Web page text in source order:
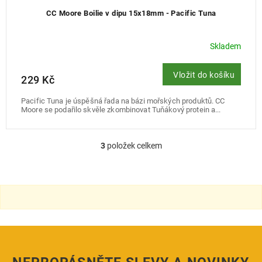
CC Moore Boilie v dipu 15x18mm - Pacific Tuna
Skladem
229 Kč Vložit do košíku
Pacific Tuna je úspěšná řada na bázi mořských produktů. CC
Moore se podařilo skvěle zkombinovat Tuňákový protein a...
O
á
a
í
3položek celkem